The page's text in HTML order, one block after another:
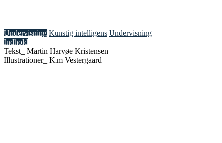
Undervisning Kunstig intelligens Undervisning
Indhold
Tekst_ Martin Harvøe Kristensen
Illustrationer_ Kim Vestergaard